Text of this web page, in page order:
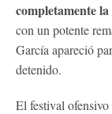
completamente la
con un potente
García apareció
detenido.
El festival